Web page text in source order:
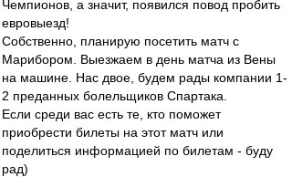
Чемпионов, а значит, появился повод пробить
евровыезд!
Собственно, планирую посетить матч с
Марибором. Выезжаем в день матча из Вены
на машине. Нас двое, будем рады компании 1-
2 преданных болельщиков Спартака.
Если среди вас есть те, кто поможет
приобрести билеты на этот матч или
поделиться информацией по билетам - буду
рад)